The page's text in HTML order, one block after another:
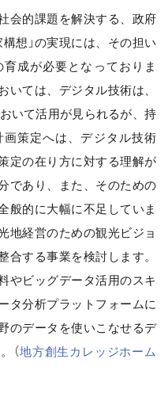
会的課題を解決する、政府
想」の実現には、その担い
成が必要となっておりま
いては、デジタル技術は、
いて活用が見られるが、持
策定へは、デジタル技術
定の在り方に対する理解が
であり、また、そのための
般的に大幅に不足していま
地経営のための観光ビジョ
合する事業を検討します。
やビッグデータ活用のスキ
タ分析プラットフォームに
のデータを使いこなせるデ
（地方創生カレッジホーム